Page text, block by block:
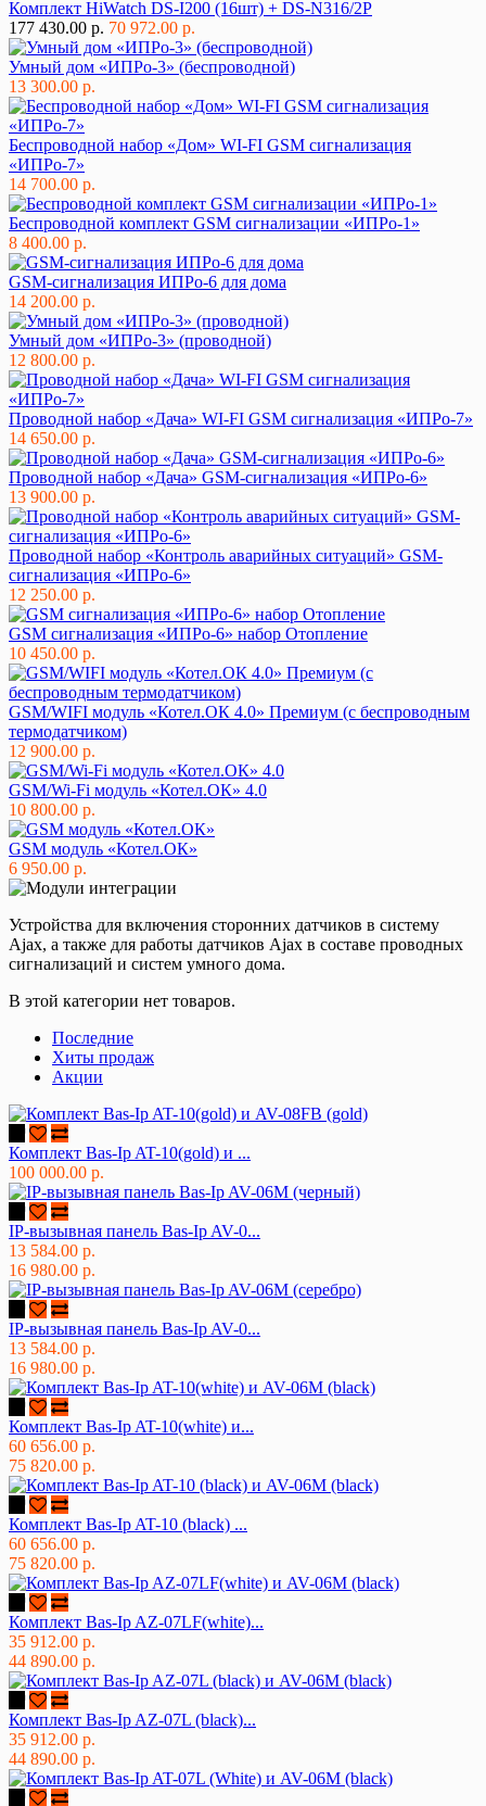
Комплект HiWatch DS-I200 (16шт) + DS-N316/2P
177 430.00 р. 70 972.00 р.
Умный дом «ИПРо-3» (беспроводной)
13 300.00 р.
Беспроводной набор «Дом» WI-FI GSM сигнализация
«ИПРо-7»
14 700.00 р.
Беспроводной комплект GSM сигнализации «ИПРо-1»
8 400.00 р.
GSM-сигнализация ИПРо-6 для дома
14 200.00 р.
Умный дом «ИПРо-3» (проводной)
12 800.00 р.
Проводной набор «Дача» WI-FI GSM сигнализация «ИПРо-7»
14 650.00 р.
Проводной набор «Дача» GSM-сигнализация «ИПРо-6»
13 900.00 р.
Проводной набор «Контроль аварийных ситуаций» GSM-
сигнализация «ИПРо-6»
12 250.00 р.
GSM сигнализация «ИПРо-6» набор Отопление
10 450.00 р.
GSM/WIFI модуль «Котел.ОК 4.0» Премиум (с беспроводным
термодатчиком)
12 900.00 р.
GSM/Wi-Fi модуль «Котел.ОК» 4.0
10 800.00 р.
GSM модуль «Котел.ОК»
6 950.00 р.
Устройства для включения сторонних датчиков в систему
Ajax, а также для работы датчиков Ajax в составе проводных
сигнализаций и систем умного дома.
В этой категории нет товаров.
Последние
Хиты продаж
Акции
Комплект Bas-Ip AT-10(gold) и ...
100 000.00 р.
IP-вызывная панель Bas-Ip AV-0...
13 584.00 р.
16 980.00 р.
IP-вызывная панель Bas-Ip AV-0...
13 584.00 р.
16 980.00 р.
Комплект Bas-Ip AT-10(white) и...
60 656.00 р.
75 820.00 р.
Комплект Bas-Ip AT-10 (black) ...
60 656.00 р.
75 820.00 р.
Комплект Bas-Ip AZ-07LF(white)...
35 912.00 р.
44 890.00 р.
Комплект Bas-Ip AZ-07L (black)...
35 912.00 р.
44 890.00 р.